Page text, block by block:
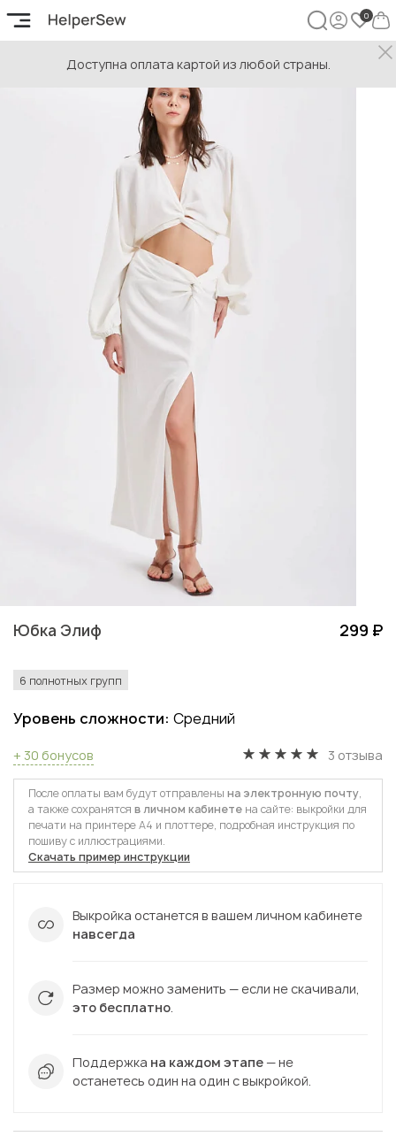
Доступна оплата картой из любой страны.
Юбка Элиф 299 ₽
6 полнотных групп
Уровень сложности: Средний
+ 30 бонусов 3 отзыва
После оплаты вам будут отправлены на электронную почту,
а также сохранятся в личном кабинете на сайте: выкройки для
печати на принтере А4 и плоттере, подробная инструкция по
пошиву с иллюстрациями.
Скачать пример инструкции
Выкройка останется в вашем личном кабинете
навсегда
Размер можно заменить — если не скачивали,
это бесплатно.
Поддержка на каждом этапе — не
останетесь один на один с выкройкой.